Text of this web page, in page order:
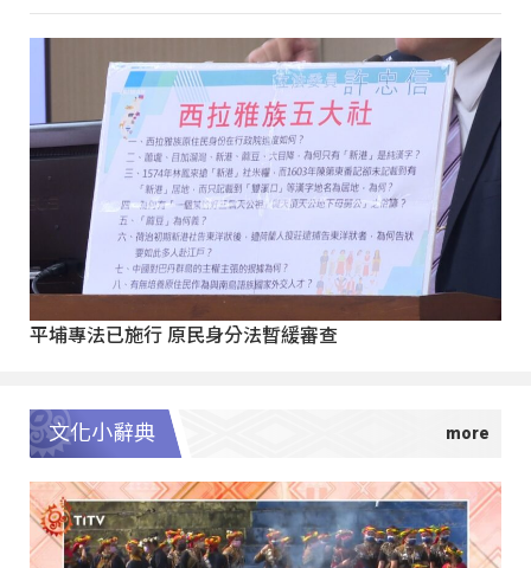
平埔專法已施行 原民身分法暫緩審查
文化小辭典